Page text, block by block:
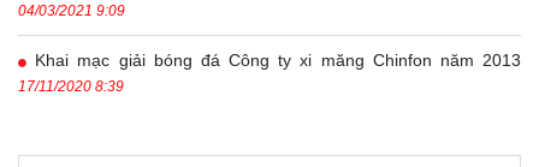
04/03/2021 9:09
Khai mạc giải bóng đá Công ty xi măng Chinfon năm 2013
17/11/2020 8:39